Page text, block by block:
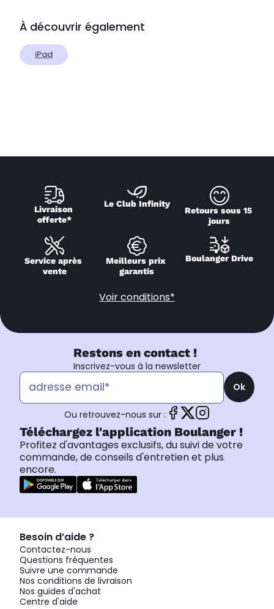
À découvrir également
iPad
Livraison
offerte*
Le Club Infinity
Retours sous 15
jours
Service après
vente
Meilleurs prix
garantis
Boulanger Drive
Voir conditions*
Restons en contact !
Inscrivez-vous à la newsletter
Ok
Ou retrouvez-nous sur :
Téléchargez l'application Boulanger !
Profitez d'avantages exclusifs, du suivi de votre
commande, de conseils d'entretien et plus
encore.
Besoin d’aide ?
Contactez-nous
Questions fréquentes
Suivre une commande
Nos conditions de livraison
Nos guides d'achat
Centre d'aide